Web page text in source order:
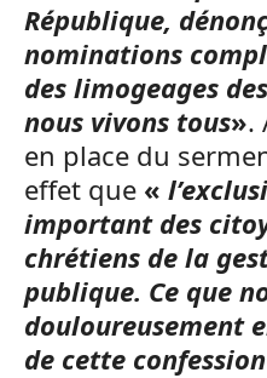
République,
nominations
des limogeages
nous vivons tous».
en place du
effet que «
important des
chrétiens de la
publique. Ce que
douloureusement
de cette confession